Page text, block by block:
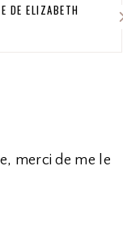
DE ELIZABETH
merci de me le